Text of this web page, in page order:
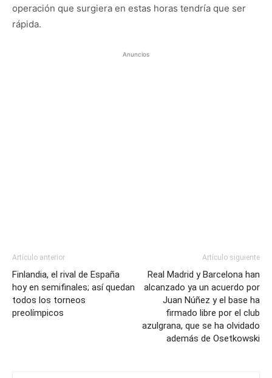
operación que surgiera en estas horas tendría que ser
rápida.
Anuncios
Artículo anterior
Finlandia, el rival de España
hoy en semifinales; así quedan
todos los torneos
preolímpicos
Artículo siguiente
Real Madrid y Barcelona han
alcanzado ya un acuerdo por
Juan Núñez y el base ha
firmado libre por el club
azulgrana, que se ha olvidado
además de Osetkowski